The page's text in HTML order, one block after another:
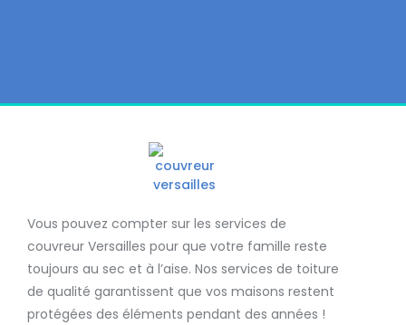
Vous pouvez compter sur les services de
couvreur Versailles pour que votre famille reste
toujours au sec et à l’aise. Nos services de toiture
de qualité garantissent que vos maisons restent
protégées des éléments pendant des années !